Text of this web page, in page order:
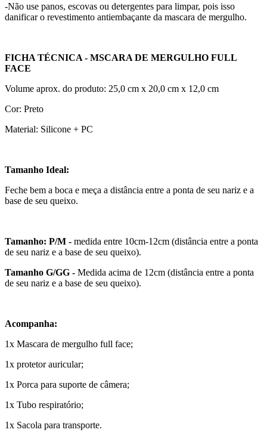
-Não use panos, escovas ou detergentes para limpar, pois isso
danificar o revestimento antiembaçante da mascara de mergulho.
FICHA TÉCNICA - MSCARA DE MERGULHO FULL
FACE
Volume aprox. do produto: 25,0 cm x 20,0 cm x 12,0 cm
Cor: Preto
Material: Silicone + PC
Tamanho Ideal:
Feche bem a boca e meça a distância entre a ponta de seu nariz e a
base de seu queixo.
Tamanho: P/M - medida entre 10cm-12cm (distância entre a ponta
de seu nariz e a base de seu queixo).
Tamanho G/GG - Medida acima de 12cm (distância entre a ponta
de seu nariz e a base de seu queixo).
Acompanha:
1x Mascara de mergulho full face;
1x protetor auricular;
1x Porca para suporte de câmera;
1x Tubo respiratório;
1x Sacola para transporte.